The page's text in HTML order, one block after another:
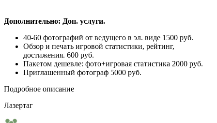
Дополнительно: Доп. услуги.
40-60 фотографий от ведущего в эл. виде 1500 руб.
Обзор и печать игровой статистики, рейтинг,
достижения. 600 руб.
Пакетом дешевле: фото+игровая статистика 2000 руб.
Приглашенный фотограф 5000 руб.
Подробное описание
Лазертаг